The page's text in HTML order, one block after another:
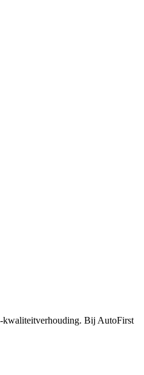
kwaliteitverhouding. Bij AutoFirst